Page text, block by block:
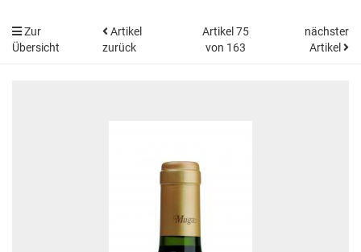
Zur
Übersicht
Artikel
zurück
Artikel 75
von 163
nächster
Artikel